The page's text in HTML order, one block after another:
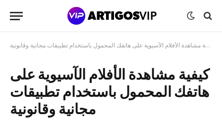
كيفية مشاهدة الأفلام الآسيوية على هاتفك المحمول باستخدام تطبيقات مجانية وقانونية
كيفية مشاهدة الأفلام الآسيوية على
هاتفك المحمول باستخدام تطبيقات
مجانية وقانونية